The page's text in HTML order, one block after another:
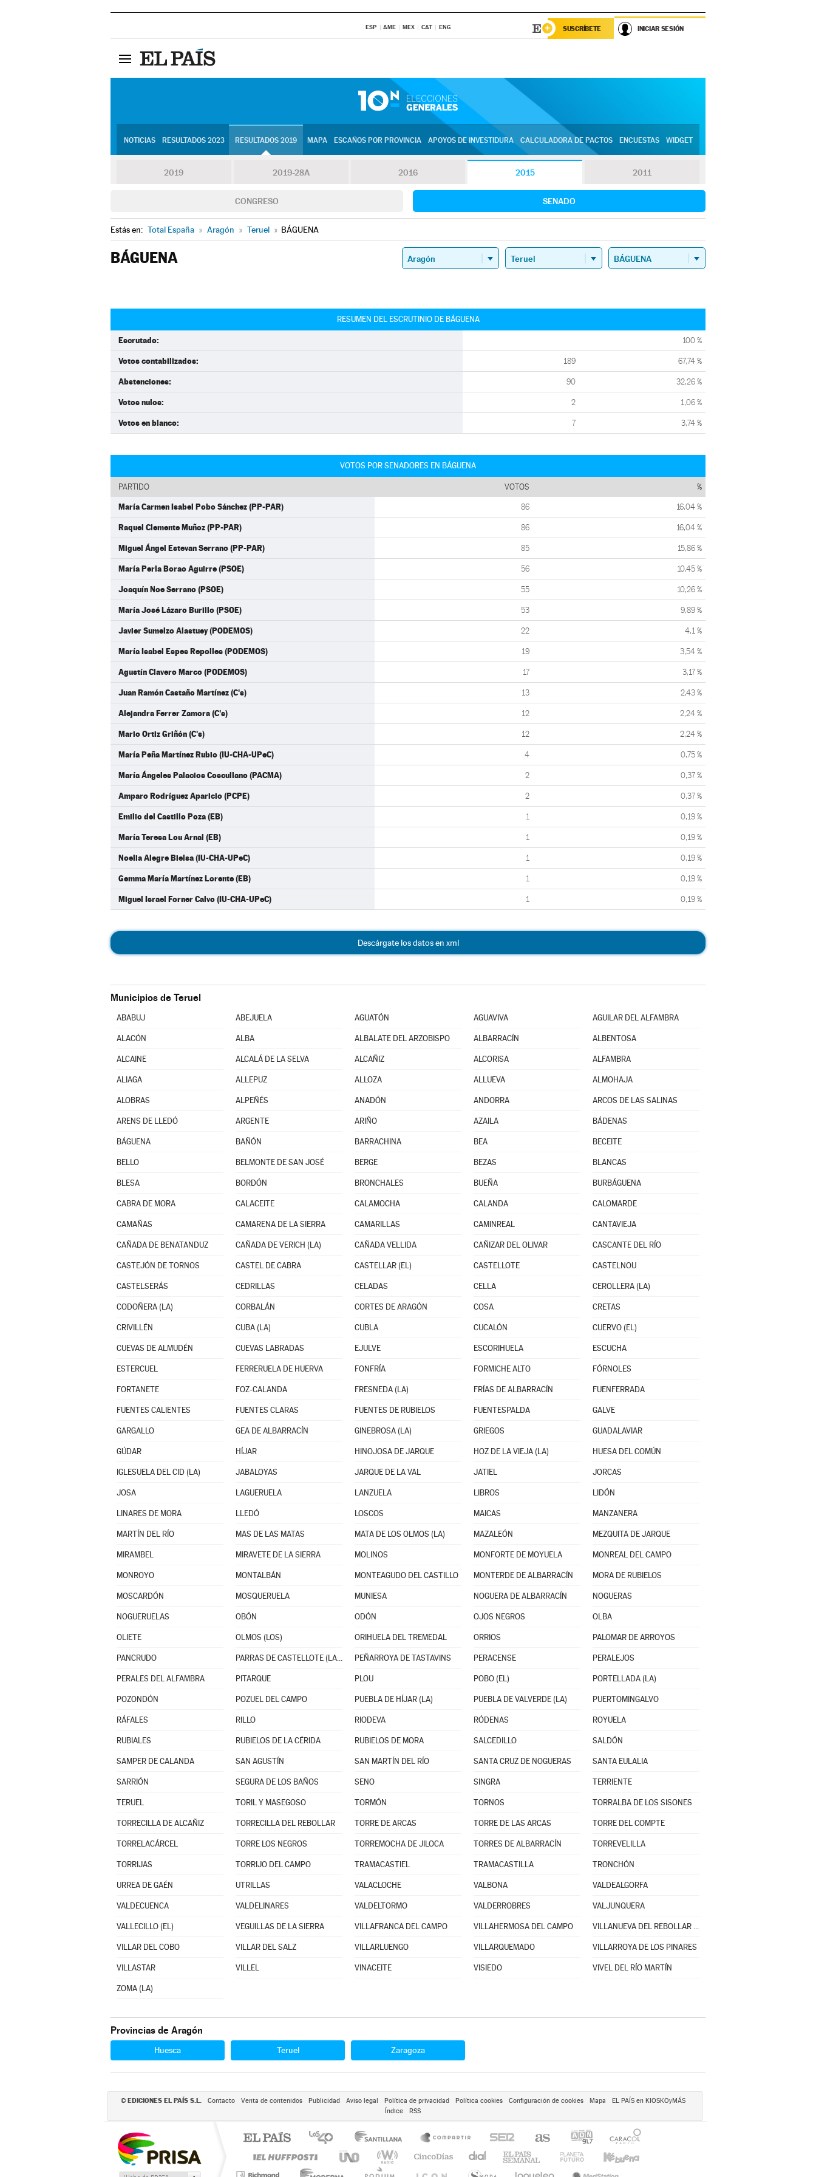
ESP AME MEX CAT ENG SUSCRÍBETE INICIAR SESIÓN
NOTICIAS RESULTADOS 2023 RESULTADOS 2019 MAPA ESCAÑOS POR PROVINCIA APOYOS DE INVESTIDURA CALCULADORA DE PACTOS ENCUESTAS WIDGET
2019 2019-28A 2016 2015 2011
CONGRESO SENADO
Estás en: Total España » Aragón » Teruel » BÁGUENA
BÁGUENA
RESUMEN DEL ESCRUTINIO DE BÁGUENA
Escrutado: 100 %
Votos contabilizados: 189 67,74 %
Abstenciones: 90 32,26 %
Votos nulos: 2 1,06 %
Votos en blanco: 7 3,74 %
VOTOS POR SENADORES EN BÁGUENA
PARTIDO VOTOS %
María Carmen Isabel Pobo Sánchez (PP-PAR) 86 16,04 %
Raquel Clemente Muñoz (PP-PAR) 86 16,04 %
Miguel Ángel Estevan Serrano (PP-PAR) 85 15,86 %
María Perla Borao Aguirre (PSOE) 56 10,45 %
Joaquín Noe Serrano (PSOE) 55 10,26 %
María José Lázaro Burillo (PSOE) 53 9,89 %
Javier Sumelzo Alastuey (PODEMOS) 22 4,1 %
María Isabel Espes Repolles (PODEMOS) 19 3,54 %
Agustín Clavero Marco (PODEMOS) 17 3,17 %
Juan Ramón Castaño Martínez (C's) 13 2,43 %
Alejandra Ferrer Zamora (C's) 12 2,24 %
Mario Ortiz Griñón (C's) 12 2,24 %
María Peña Martínez Rubio (IU-CHA-UPeC) 4 0,75 %
María Ángeles Palacios Coscullano (PACMA) 2 0,37 %
Amparo Rodríguez Aparicio (PCPE) 2 0,37 %
Emilio del Castillo Poza (EB) 1 0,19 %
María Teresa Lou Arnal (EB) 1 0,19 %
Noelia Alegre Bielsa (IU-CHA-UPeC) 1 0,19 %
Gemma María Martínez Lorente (EB) 1 0,19 %
Miguel Israel Forner Calvo (IU-CHA-UPeC) 1 0,19 %
Descárgate los datos en xml
Municipios de Teruel
ABABUJ ABEJUELA AGUATÓN AGUAVIVA AGUILAR DEL ALFAMBRA
ALACÓN ALBA ALBALATE DEL ARZOBISPO ALBARRACÍN ALBENTOSA
ALCAINE ALCALÁ DE LA SELVA ALCAÑIZ ALCORISA ALFAMBRA
ALIAGA ALLEPUZ ALLOZA ALLUEVA ALMOHAJA
ALOBRAS ALPEÑÉS ANADÓN ANDORRA ARCOS DE LAS SALINAS
ARENS DE LLEDÓ ARGENTE ARIÑO AZAILA BÁDENAS
BÁGUENA BAÑÓN BARRACHINA BEA BECEITE
BELLO BELMONTE DE SAN JOSÉ BERGE BEZAS BLANCAS
BLESA BORDÓN BRONCHALES BUEÑA BURBÁGUENA
CABRA DE MORA CALACEITE CALAMOCHA CALANDA CALOMARDE
CAMAÑAS CAMARENA DE LA SIERRA CAMARILLAS CAMINREAL CANTAVIEJA
CAÑADA DE BENATANDUZ CAÑADA DE VERICH (LA) CAÑADA VELLIDA CAÑIZAR DEL OLIVAR CASCANTE DEL RÍO
CASTEJÓN DE TORNOS CASTEL DE CABRA CASTELLAR (EL) CASTELLOTE CASTELNOU
CASTELSERÁS CEDRILLAS CELADAS CELLA CEROLLERA (LA)
CODOÑERA (LA) CORBALÁN CORTES DE ARAGÓN COSA CRETAS
CRIVILLÉN CUBA (LA) CUBLA CUCALÓN CUERVO (EL)
CUEVAS DE ALMUDÉN CUEVAS LABRADAS EJULVE ESCORIHUELA ESCUCHA
ESTERCUEL FERRERUELA DE HUERVA FONFRÍA FORMICHE ALTO FÓRNOLES
FORTANETE FOZ-CALANDA FRESNEDA (LA) FRÍAS DE ALBARRACÍN FUENFERRADA
FUENTES CALIENTES FUENTES CLARAS FUENTES DE RUBIELOS FUENTESPALDA GALVE
GARGALLO GEA DE ALBARRACÍN GINEBROSA (LA) GRIEGOS GUADALAVIAR
GÚDAR HÍJAR HINOJOSA DE JARQUE HOZ DE LA VIEJA (LA) HUESA DEL COMÚN
IGLESUELA DEL CID (LA) JABALOYAS JARQUE DE LA VAL JATIEL JORCAS
JOSA LAGUERUELA LANZUELA LIBROS LIDÓN
LINARES DE MORA LLEDÓ LOSCOS MAICAS MANZANERA
MARTÍN DEL RÍO MAS DE LAS MATAS MATA DE LOS OLMOS (LA) MAZALEÓN MEZQUITA DE JARQUE
MIRAMBEL MIRAVETE DE LA SIERRA MOLINOS MONFORTE DE MOYUELA MONREAL DEL CAMPO
MONROYO MONTALBÁN MONTEAGUDO DEL CASTILLO MONTERDE DE ALBARRACÍN MORA DE RUBIELOS
MOSCARDÓN MOSQUERUELA MUNIESA NOGUERA DE ALBARRACÍN NOGUERAS
NOGUERUELAS OBÓN ODÓN OJOS NEGROS OLBA
OLIETE OLMOS (LOS) ORIHUELA DEL TREMEDAL ORRIOS PALOMAR DE ARROYOS
PANCRUDO PARRAS DE CASTELLOTE (LAS) PEÑARROYA DE TASTAVINS PERACENSE PERALEJOS
PERALES DEL ALFAMBRA PITARQUE PLOU POBO (EL) PORTELLADA (LA)
POZONDÓN POZUEL DEL CAMPO PUEBLA DE HÍJAR (LA) PUEBLA DE VALVERDE (LA) PUERTOMINGALVO
RÁFALES RILLO RIODEVA RÓDENAS ROYUELA
RUBIALES RUBIELOS DE LA CÉRIDA RUBIELOS DE MORA SALCEDILLO SALDÓN
SAMPER DE CALANDA SAN AGUSTÍN SAN MARTÍN DEL RÍO SANTA CRUZ DE NOGUERAS SANTA EULALIA
SARRIÓN SEGURA DE LOS BAÑOS SENO SINGRA TERRIENTE
TERUEL TORIL Y MASEGOSO TORMÓN TORNOS TORRALBA DE LOS SISONES
TORRECILLA DE ALCAÑIZ TORRECILLA DEL REBOLLAR TORRE DE ARCAS TORRE DE LAS ARCAS TORRE DEL COMPTE
TORRELACÁRCEL TORRE LOS NEGROS TORREMOCHA DE JILOCA TORRES DE ALBARRACÍN TORREVELILLA
TORRIJAS TORRIJO DEL CAMPO TRAMACASTIEL TRAMACASTILLA TRONCHÓN
URREA DE GAÉN UTRILLAS VALACLOCHE VALBONA VALDEALGORFA
VALDECUENCA VALDELINARES VALDELTORMO VALDERROBRES VALJUNQUERA
VALLECILLO (EL) VEGUILLAS DE LA SIERRA VILLAFRANCA DEL CAMPO VILLAHERMOSA DEL CAMPO VILLANUEVA DEL REBOLLAR DE LA SIERRA
VILLAR DEL COBO VILLAR DEL SALZ VILLARLUENGO VILLARQUEMADO VILLARROYA DE LOS PINARES
VILLASTAR VILLEL VINACEITE VISIEDO VIVEL DEL RÍO MARTÍN
ZOMA (LA)
Provincias de Aragón
Huesca Teruel Zaragoza
© EDICIONES EL PAÍS S.L. Contacto Venta de contenidos Publicidad Aviso legal Política de privacidad Política cookies Configuración de cookies Mapa
EL PAÍS en KIOSKOyMÁS
Índice
RSS